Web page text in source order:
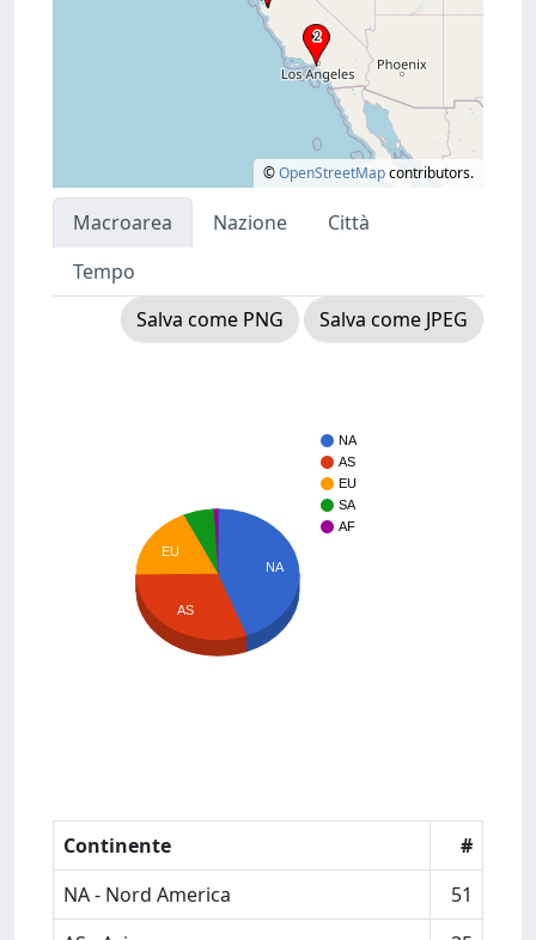
©OpenStreetMapcontributors.
Macroarea Nazione
Città
Tempo
Salva come PNG
Salva come JPEG
NA
AS
EU
SA
AF
NA
EU
AS
Continente
#
NA - Nord America
51